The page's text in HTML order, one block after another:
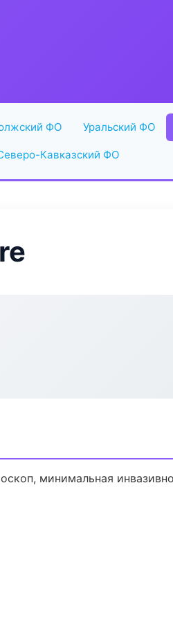
ФО Уральский ФО
Кавказский ФО
минимальная